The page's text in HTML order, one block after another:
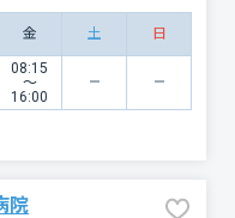
金 土 日
08:15
〜
16:00
院